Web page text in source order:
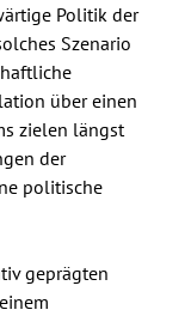
Politik der
Szenario
über einen
zielen längst
der
politische
geprägten